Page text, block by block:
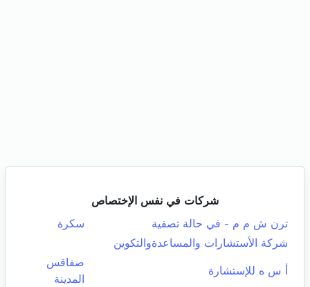
شركات في نفس الإختصاص
ترن ش م م - في حالة تصفية
سكرة
شركة الأستشارات والمساعدةوالتكوين
أ س ه للإستشارة
صفاقس
المدينة